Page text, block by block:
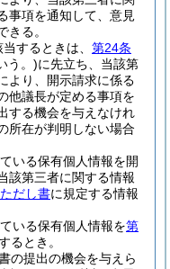
事項を通知して、意見
きる。
するときは、 第24条
う。)に先立ち、当該第
より、開示請求に係る
他議長が定める事項を
する機会を与えなけれ
所在が判明しない場合
いる保有個人情報を開
該第三者に関する情報
だし書に規定する情報
いる保有個人情報を第
るとき。
の提出の機会を与えら